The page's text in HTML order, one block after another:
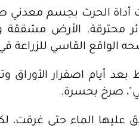
أداة الحرث بجسم معدني
محترقة. الأرض مشققة
القاسي للزراعة
بعد أيام اصفرار
عليها الماء حتى غرقت،